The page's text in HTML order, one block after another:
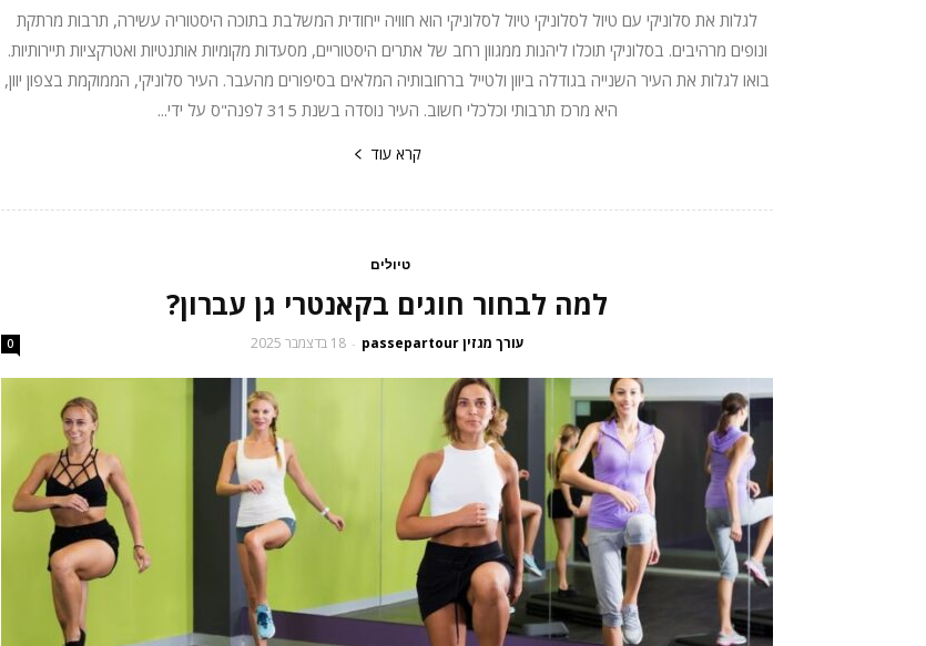
לגלות את סלוניקי עם טיול לסלוניקי טיול לסלוניקי הוא חוויה ייחודית המשלבת בתוכה היסטוריה עשירה, תרבות מרתקת
ונופים מרהיבים. בסלוניקי תוכלו ליהנות ממגוון רחב של אתרים היסטוריים, מסעדות מקומיות אותנטיות ואטרקציות תיירותיות.
בואו לגלות את העיר השנייה בגודלה ביוון ולטייל ברחובותיה המלאים בסיפורים מהעבר. העיר סלוניקי, הממוקמת בצפון יוון,
היא מרכז תרבותי וכלכלי חשוב. העיר נוסדה בשנת 315 לפנה"ס על ידי...
קרא עוד
טיולים
למה לבחור חוגים בקאנטרי גן עברון?
עורך מגזין passepartour - 18 בדצמבר 2025 0